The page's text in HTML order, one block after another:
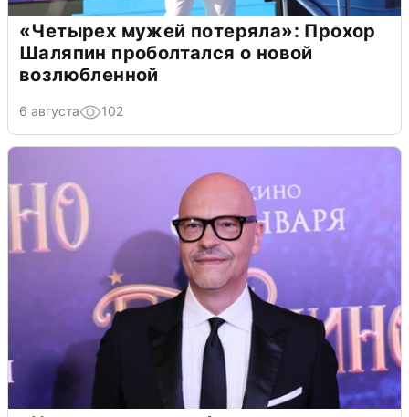
«Четырех мужей потеряла»: Прохор
Шаляпин проболтался о новой
возлюбленной
6 августа 102